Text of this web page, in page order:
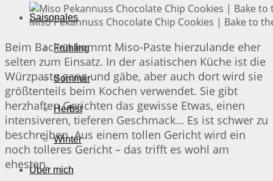
Saisonales
Frühling
Sommer
Herbst
Winter
Über mich
Miso Pekannuss Chocolate Chip Cookies | Bake to
Beim Backen kommt Miso-Paste hierzulande eher
selten zum Einsatz. In der asiatischen Küche ist die
Würzpaste gang und gäbe, aber auch dort wird sie
größtenteils beim Kochen verwendet. Sie gibt
herzhaften Gerichten das gewisse Etwas, einen
intensiveren, tieferen Geschmack… Es ist schwer zu
beschreiben. Aus einem tollen Gericht wird ein
noch tolleres Gericht – das trifft es wohl am
ehesten.